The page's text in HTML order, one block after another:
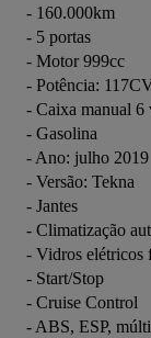
- 160.000km
- 5 portas
- Motor 999cc
- Potência:
- Caixa manual 6
- Gasolina
- Ano: julho 2019
- Versão: Tekna
- Jantes
- Climatização
- Vidros elétricos
- Start/Stop
- Cruise Control
- ABS, ESP,